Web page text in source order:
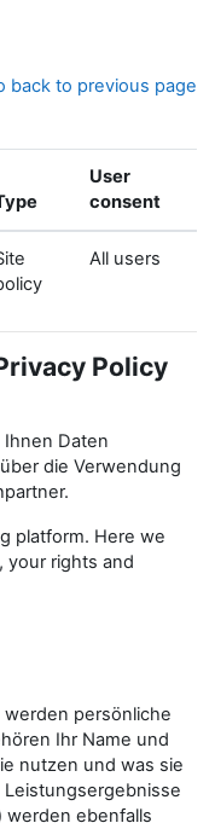
back to previous page
User
consent
All users
Policy
Daten
die Verwendung
platform. Here we
your rights and
persönliche
Ihr Name und
nutzen und was sie
werden ebenfalls